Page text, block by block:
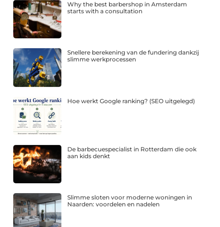
Why the best barbershop in Amsterdam
starts with a consultation
Snellere berekening van de fundering dankzij
slimme werkprocessen
Hoe werkt Google ranking? (SEO uitgelegd)
De barbecuespecialist in Rotterdam die ook
aan kids denkt
Slimme sloten voor moderne woningen in
Naarden: voordelen en nadelen